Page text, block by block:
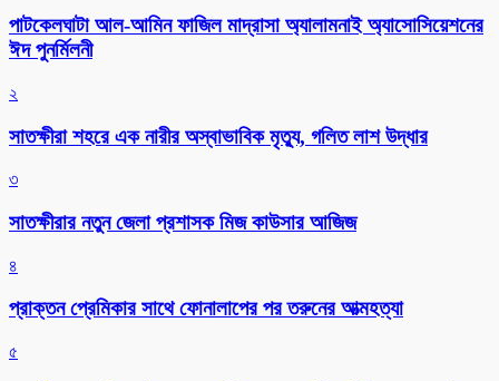
পাটকেলঘাটা আল-আমিন ফাজিল মাদ্রাসা অ্যালামনাই অ্যাসোসিয়েশনের
ঈদ পুনর্মিলনী
২
সাতক্ষীরা শহরে এক নারীর অস্বাভাবিক মৃত্যু, গলিত লাশ উদ্ধার
৩
সাতক্ষীরার নতুন জেলা প্রশাসক মিজ কাউসার আজিজ
৪
প্রাক্তন প্রেমিকার সাথে ফোনালাপের পর তরুনের আত্মহত্যা
৫